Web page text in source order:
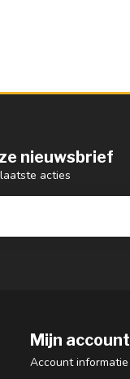
nieuwsbrief
acties
Mijn account
Account informatie